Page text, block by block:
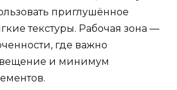
приглушённое
текстуры. Рабочая зона —
где важно
и минимум